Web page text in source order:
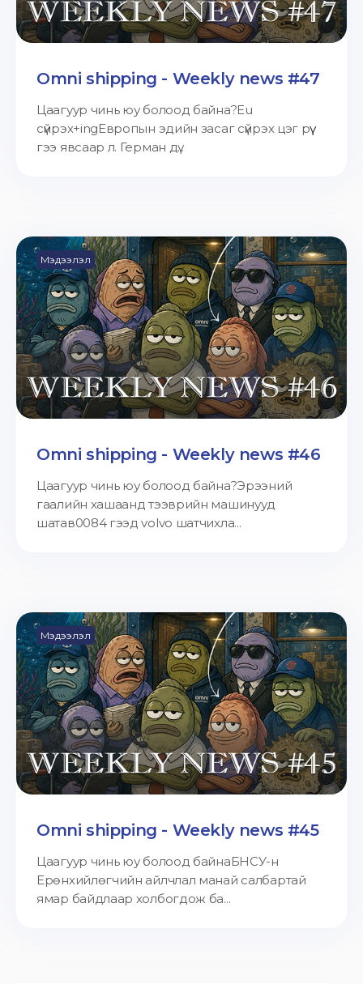
Omni shipping - Weekly news #47
Цаагуур чинь юу болоод байна?Eu
сүйрэх+ingЕвропын эдийн засаг сүйрэх цэг рүү
гээ явсаар л. Герман дү...
Мэдээлэл
Omni shipping - Weekly news #46
Цаагуур чинь юу болоод байна?Эрээний
гаалийн хашаанд тээврийн машинууд
шатав0084 гээд volvo шатчихла...
Мэдээлэл
Omni shipping - Weekly news #45
Цаагуур чинь юу болоод байнаБНСУ-н
Ерөнхийлөгчийн айлчлал манай салбартай
ямар байдлаар холбогдож ба...